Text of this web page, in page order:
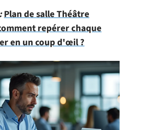
Plan de salle Théâtre
repérer chaque
en un coup d'œil ?